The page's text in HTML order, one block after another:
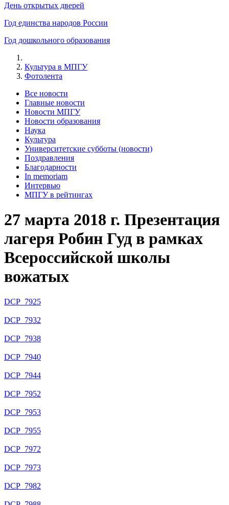
День открытых дверей
Год единства народов России
Год дошкольного образования
Культура в МПГУ
Фотолента
Все новости
Главные новости
Новости МПГУ
Новости образования
Наука
Культура
Университетские субботы (новости)
Поздравления
Благодарности
In memoriam
Интервью
МПГУ в рейтингах
27 марта 2018 г. Презентация
лагеря Робин Гуд в рамках
Всероссийской школы
вожатых
DCP_7925
DCP_7932
DCP_7938
DCP_7940
DCP_7944
DCP_7952
DCP_7953
DCP_7955
DCP_7972
DCP_7973
DCP_7982